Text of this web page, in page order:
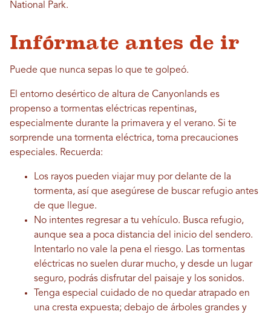
National Park.
Infórmate antes de ir
Puede que nunca sepas lo que te golpeó.
El entorno desértico de altura de Canyonlands es
propenso a tormentas eléctricas repentinas,
especialmente durante la primavera y el verano. Si te
sorprende una tormenta eléctrica, toma precauciones
especiales. Recuerda:
Los rayos pueden viajar muy por delante de la
tormenta, así que asegúrese de buscar refugio antes
de que llegue.
No intentes regresar a tu vehículo. Busca refugio,
aunque sea a poca distancia del inicio del sendero.
Intentarlo no vale la pena el riesgo. Las tormentas
eléctricas no suelen durar mucho, y desde un lugar
seguro, podrás disfrutar del paisaje y los sonidos.
Tenga especial cuidado de no quedar atrapado en
una cresta expuesta; debajo de árboles grandes y